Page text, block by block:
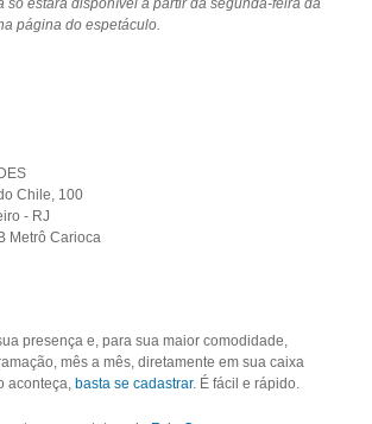
só estará disponível a partir da segunda-feira da
página do espetáculo.
Chile, 100
- RJ
Metrô Carioca
presença e, para sua maior comodidade,
mês a mês, diretamente em sua caixa
aconteça, basta se cadastrar. É fácil e rápido.